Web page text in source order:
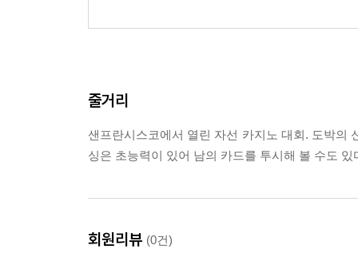
줄거리
샌프란시스코에서 열린 자선 카지노 대회. 도박의
싱은 초능력이 있어 남의 카드를 투시해 볼 수도
회원리뷰 (0건)